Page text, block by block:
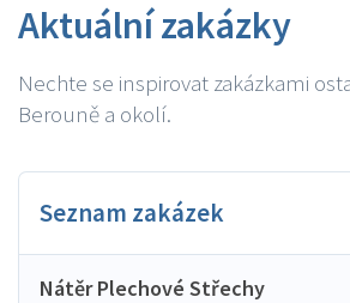
Aktuální zakázky
Nechte se inspirovat zakázkami
Berouně a okolí.
Seznam zakázek
Nátěr Plechové Střechy